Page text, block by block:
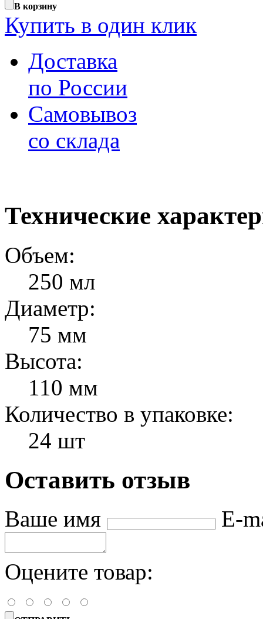
В корзину
Купить в один клик
Доставка
по России
Самовывоз
со склада
Технические
Объем:
250 мл
Диаметр:
75 мм
Высота:
110 мм
Количество в упаковке:
24 шт
Оставить отзыв
Ваше имя E-
Оцените товар: